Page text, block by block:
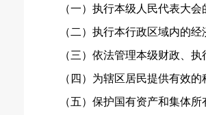
（一）执行本级人民代表大
（二）执行本行政区域内的
（三）依法管理本级财政、执
（四）为辖区居民提供有效
（五）保护国有资产和集体